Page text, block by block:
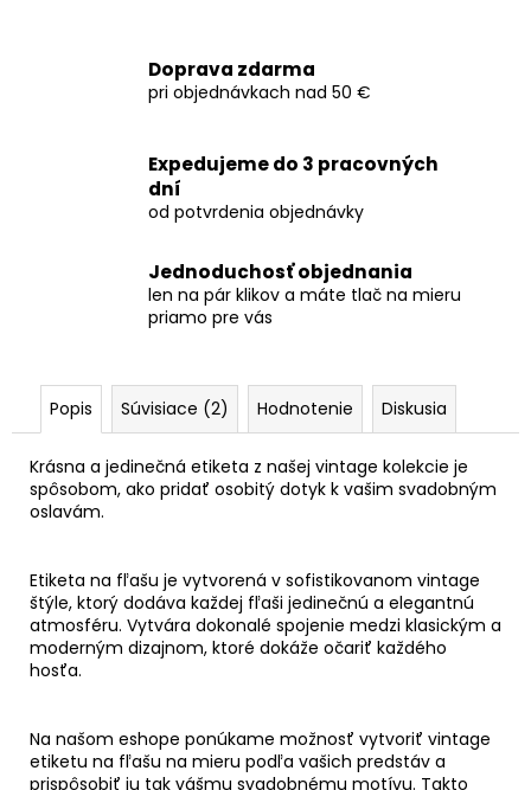
Doprava zdarma
pri objednávkach nad 50 €
Expedujeme do 3 pracovných
dní
od potvrdenia objednávky
Jednoduchosť objednania
len na pár klikov a máte tlač na mieru
priamo pre vás
Popis Súvisiace (2) Hodnotenie Diskusia
Krásna a jedinečná etiketa z našej vintage kolekcie je
spôsobom, ako pridať osobitý dotyk k vašim svadobným
oslavám.
Etiketa na fľašu je vytvorená v sofistikovanom vintage
štýle, ktorý dodáva každej fľaši jedinečnú a elegantnú
atmosféru. Vytvára dokonalé spojenie medzi klasickým a
moderným dizajnom, ktoré dokáže očariť každého
hosťa.
Na našom eshope ponúkame možnosť vytvoriť vintage
etiketu na fľašu na mieru podľa vašich predstáv a
prispôsobiť ju tak vášmu svadobnému motívu. Takto